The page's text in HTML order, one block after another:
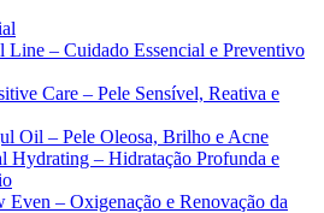
– Cuidado Essencial e Preventivo
Care – Pele Sensível, Reativa e
Oil – Pele Oleosa, Brilho e Acne
Hydrating – Hidratação Profunda e
– Oxigenação e Renovação da